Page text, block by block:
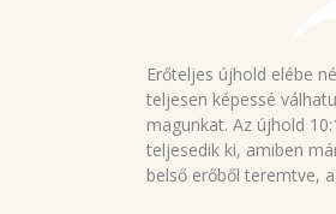
Erőteljes újhold elébe
teljesen képessé
magunkat. Az újhold
teljesedik ki, amiben
belső erőből teremtve,